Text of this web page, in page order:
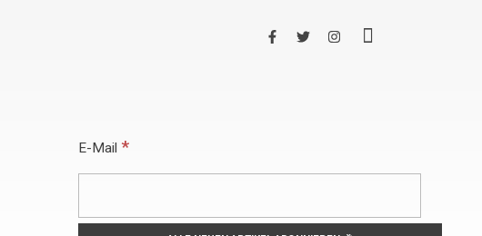
E-Mail *